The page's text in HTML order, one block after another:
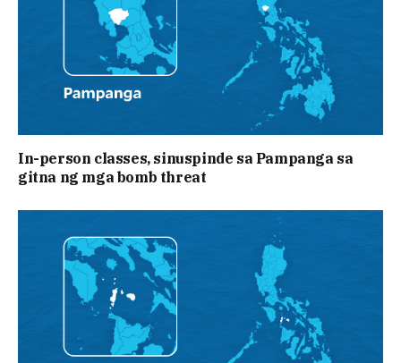
In-person classes, sinuspinde sa Pampanga sa
gitna ng mga bomb threat